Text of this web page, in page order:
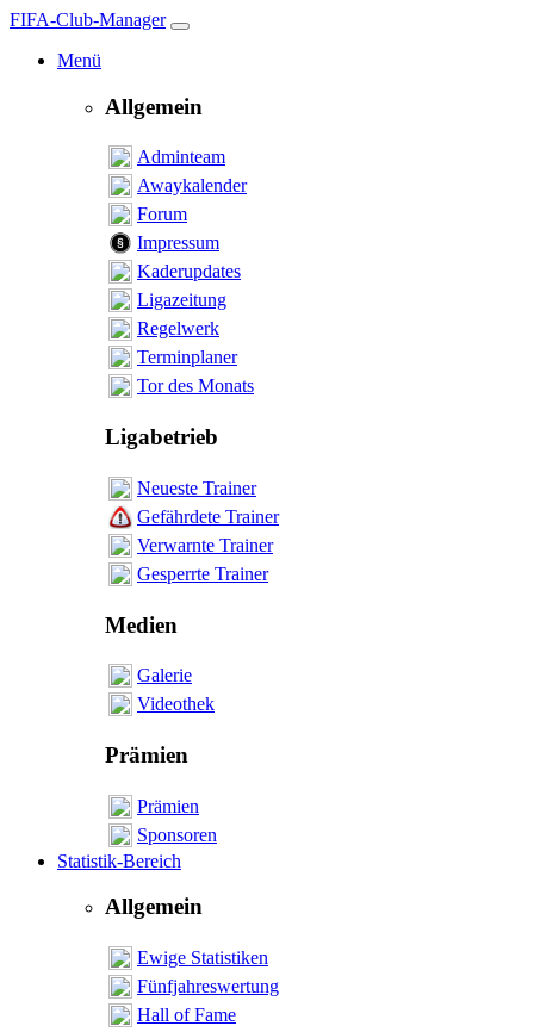
FIFA-Club-Manager
Menü
Allgemein
Adminteam
Awaykalender
Forum
Impressum
Kaderupdates
Ligazeitung
Regelwerk
Terminplaner
Tor des Monats
Ligabetrieb
Neueste Trainer
Gefährdete Trainer
Verwarnte Trainer
Gesperrte Trainer
Medien
Galerie
Videothek
Prämien
Prämien
Sponsoren
Statistik-Bereich
Allgemein
Ewige Statistiken
Fünfjahreswertung
Hall of Fame